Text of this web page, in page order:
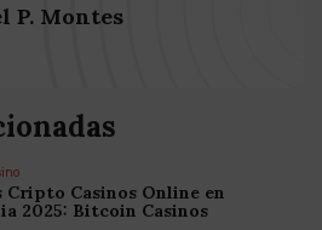
P. Montes
Cripto Casinos Online en
2025: Bitcoin Casinos